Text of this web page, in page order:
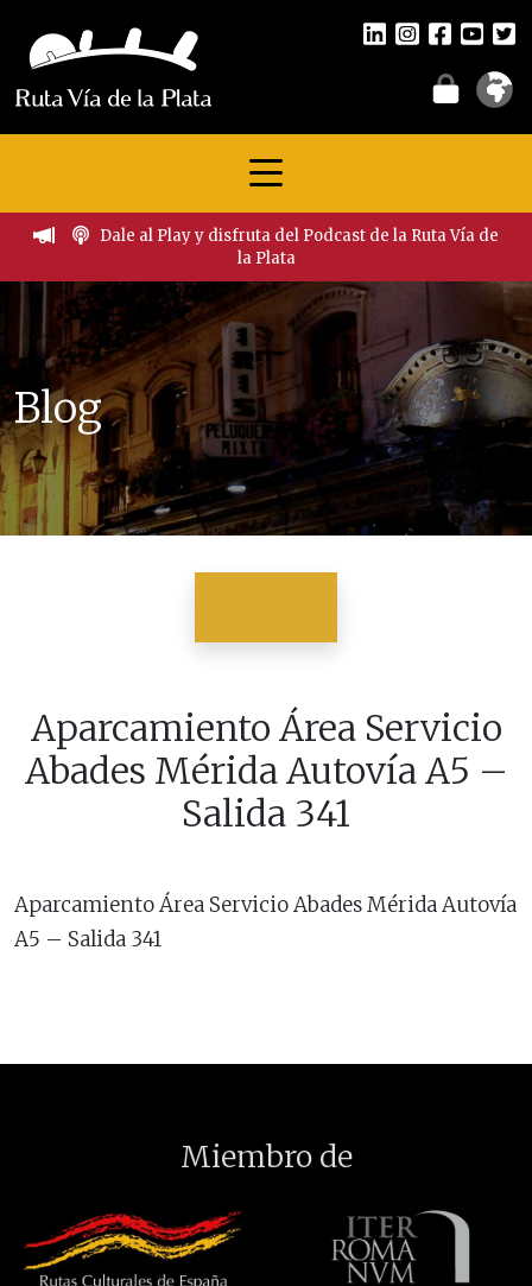
Dale al Play y disfruta del Podcast de la Ruta Vía de
la Plata
Blog
Aparcamiento Área Servicio
Abades Mérida Autovía A5 –
Salida 341
Aparcamiento Área Servicio Abades Mérida Autovía
A5 – Salida 341
Miembro de